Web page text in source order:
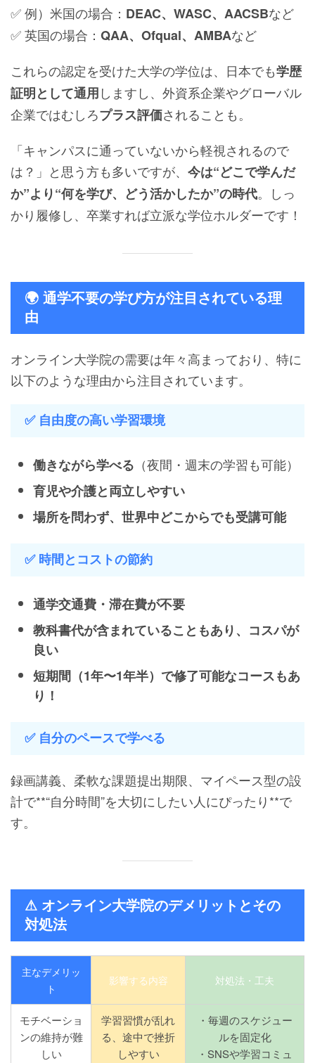
✅ 例）米国の場合： DEAC、WASC、AACSBなど
✅ 英国の場合： QAA、Ofqual、AMBAなど
これらの認定を受けた大学の学位は、日本でも学歴
証明として通用しますし、外資系企業やグローバル
企業ではむしろプラス評価されることも。
「キャンパスに通っていないから軽視されるので
は？」と思う方も多いですが、 今は“どこで学んだ
か”より“何を学び、どう活かしたか”の時代。しっ
かり履修し、卒業すれば立派な学位ホルダーです！
🌍 通学不要の学び方が注目されている理
由
オンライン大学院の需要は年々高まっており、特に
以下のような理由から注目されています。
✅ 自由度の高い学習環境
働きながら学べる （夜間・週末の学習も可能）
育児や介護と両立しやすい
場所を問わず、世界中どこからでも受講可能
✅ 時間とコストの節約
通学交通費・滞在費が不要
教科書代が含まれていることもあり、コスパが
良い
短期間（1年〜1年半）で修了可能なコースもあ
り！
✅ 自分のペースで学べる
録画講義、柔軟な課題提出期限、マイペース型の設
計で**“自分時間”を大切にしたい人にぴったり**で
す。
⚠ オンライン大学院のデメリットとその
対処法
主なデメリッ
ト
影響する内容 対処法・工夫
モチベーショ
ンの維持が難
しい
学習習慣が乱れ
る、途中で挫折
しやすい
・毎週のスケジュー
ルを固定化
・SNSや学習コミュ